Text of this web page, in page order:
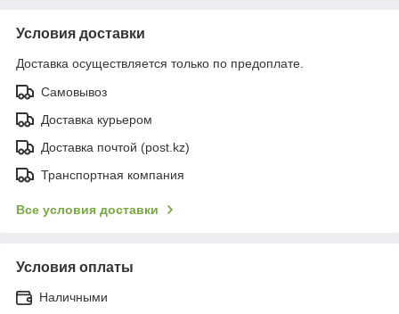
Условия доставки
Доставка осуществляется только по предоплате.
Самовывоз
Доставка курьером
Доставка почтой (post.kz)
Транспортная компания
Все условия доставки
Условия оплаты
Наличными